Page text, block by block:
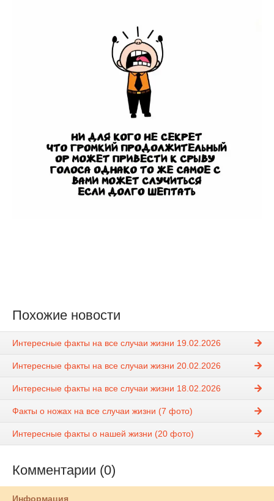
Похожие новости
Интересные факты на все случаи жизни 19.02.2026
Интересные факты на все случаи жизни 20.02.2026
Интересные факты на все случаи жизни 18.02.2026
Факты о ножах на все случаи жизни (7 фото)
Интересные факты о нашей жизни (20 фото)
Комментарии (0)
Информация